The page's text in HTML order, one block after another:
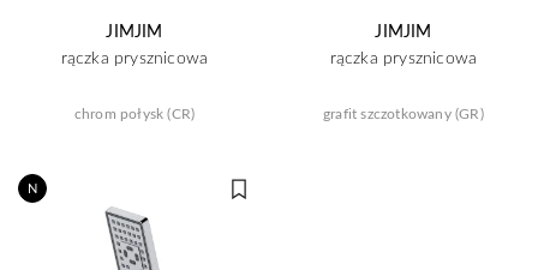
JIMJIM
rączka prysznicowa
chrom połysk (CR)
JIMJIM
rączka prysznicowa
grafit szczotkowany (GR)
N